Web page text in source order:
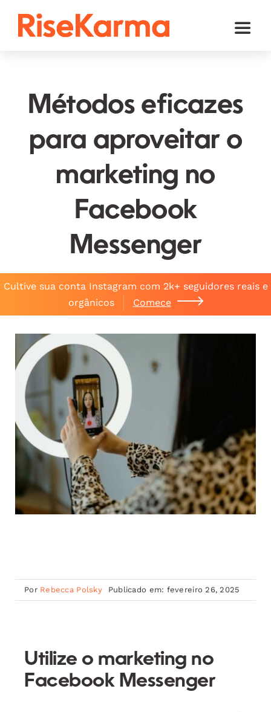
Toggle
TikTok
YouTube
Twitter (𝕏)
Carrinho
Métodos eficazes
para aproveitar o
marketing no
Facebook
Messenger
Cultive sua conta Instagram com 2k+ seguidores reais e
orgânicos
Comece
Por Rebecca Polsky Publicado em: fevereiro 26, 2025
Utilize o marketing no
Facebook Messenger